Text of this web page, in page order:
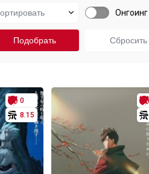
Онгоинг
0
8.15